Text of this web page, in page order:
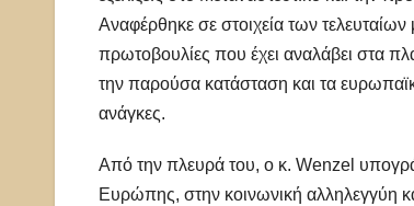
Αναφέρθηκε σε στοιχεία των
πρωτοβουλίες που έχει αναλάβει στα
την παρούσα κατάσταση και τα
ανάγκες.
Από την πλευρά του, ο κ. Wenzel
Ευρώπης, στην κοινωνική αλληλεγγύη